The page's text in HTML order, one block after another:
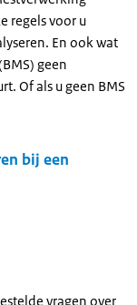
regels voor u
En ook wat
geen
Of als u geen BMS
bij een
vragen over